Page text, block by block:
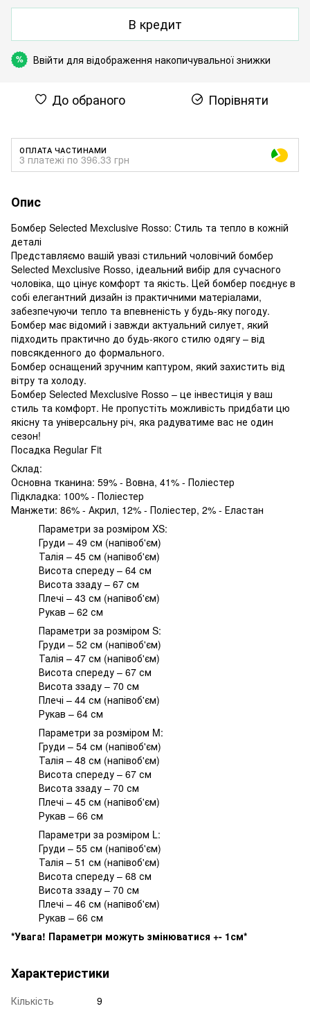
В кредит
% Ввійти для відображення накопичувальної знижки
До обраного Порівняти
ОПЛАТА ЧАСТИНАМИ
3 платежі по 396.33 грн
Опис
Бомбер Selected Mexclusive Rosso: Стиль та тепло в кожній
деталі
Представляємо вашій увазі стильний чоловічий бомбер
Selected Mexclusive Rosso, ідеальний вибір для сучасного
чоловіка, що цінує комфорт та якість. Цей бомбер поєднує в
собі елегантний дизайн із практичними матеріалами,
забезпечуючи тепло та впевненість у будь-яку погоду.
Бомбер має відомий і завжди актуальний силует, який
підходить практично до будь-якого стилю одягу – від
повсякденного до формального.
Бомбер оснащений зручним каптуром, який захистить від
вітру та холоду.
Бомбер Selected Mexclusive Rosso – це інвестиція у ваш
стиль та комфорт. Не пропустіть можливість придбати цю
якісну та універсальну річ, яка радуватиме вас не один
сезон!
Посадка Regular Fit
Склад:
Основна тканина: 59% - Вовна, 41% - Поліестер
Підкладка: 100% - Поліестер
Манжети: 86% - Акрил, 12% - Поліестер, 2% - Еластан
Параметри за розміром XS:
Груди – 49 см (напівоб'єм)
Талія – 45 см (напівоб'єм)
Висота спереду – 64 см
Висота ззаду – 67 см
Плечі – 43 см (напівоб'єм)
Рукав – 62 см
Параметри за розміром S:
Груди – 52 см (напівоб'єм)
Талія – 47 см (напівоб'єм)
Висота спереду – 67 см
Висота ззаду – 70 см
Плечі – 44 см (напівоб'єм)
Рукав – 64 см
Параметри за розміром M:
Груди – 54 см (напівоб'єм)
Талія – 48 см (напівоб'єм)
Висота спереду – 67 см
Висота ззаду – 70 см
Плечі – 45 см (напівоб'єм)
Рукав – 66 см
Параметри за розміром L:
Груди – 55 см (напівоб'єм)
Талія – 51 см (напівоб'єм)
Висота спереду – 68 см
Висота ззаду – 70 см
Плечі – 46 см (напівоб'єм)
Рукав – 66 см
*Увага! Параметри можуть змінюватися +- 1см*
Характеристики
Кількість
9